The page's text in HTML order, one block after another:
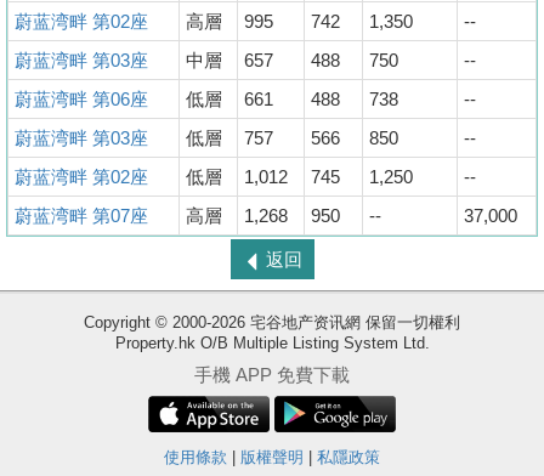
蔚蓝湾畔 第02座
高層 995 742 1,350
--
蔚蓝湾畔 第03座
中層 657 488 750
--
蔚蓝湾畔 第06座
低層 661 488 738
--
蔚蓝湾畔 第03座
低層 757 566 850
--
蔚蓝湾畔 第02座
低層 1,012 745 1,250
--
蔚蓝湾畔 第07座
高層 1,268 950 -- 37,000
返回
Copyright © 2000-2026 宅谷地产资讯網 保留一切權利
Property.hk O/B Multiple Listing System Ltd.
手機 APP 免費下載
使用條款 版權聲明 私隱政策